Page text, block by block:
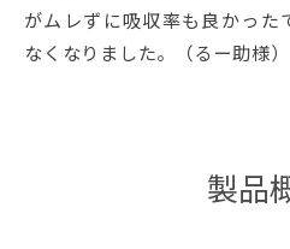
がムレずに吸収率も良かった
なくなりました。（るー助様）
製品